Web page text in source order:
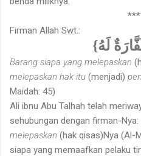
Firman Allah Swt.:
لَهُ}
Barang siapa yang melepaskan
melepaskan hak itu (menjadi)
Maidah: 45)
Ali ibnu Abu Talhah telah
sehubungan dengan firman-Nya:
melepaskan (hak qisas)Nya (Al-
siapa yang memaafkan pelaku